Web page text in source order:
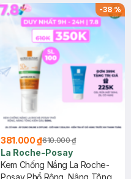
-38%
381.000 ₫610.000 ₫
La Roche-Posay
Kem Chống Nắng La Roche-
Posay Phổ Rộng, Nâng Tông